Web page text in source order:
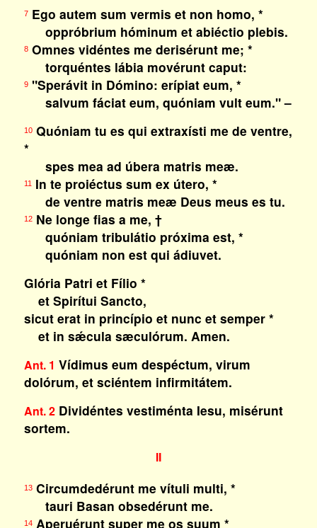
7Ego autem sum vermis et non homo, *
oppróbrium hóminum et abiéctio plebis.
8Omnes vidéntes me derisérunt me; *
torquéntes lábia movérunt caput:
9"Sperávit in Dómino: erípiat eum, *
salvum fáciat eum, quóniam vult eum." –
10Quóniam tu es qui extraxísti me de ventre,
*
spes mea ad úbera matris meæ.
11In te proiéctus sum ex útero, *
de ventre matris meæ Deus meus es tu.
12Ne longe fias a me, †
quóniam tribulátio próxima est, *
quóniam non est qui ádiuvet.
Glória Patri et Fílio *
et Spirítui Sancto,
sicut erat in princípio et nunc et semper *
et in sǽcula sæculórum. Amen.
Ant. 1 Vídimus eum despéctum, virum
dolórum, et sciéntem infirmitátem.
Ant. 2Dividéntes vestiménta Iesu, misérunt
sortem.
II
13Circumdedérunt me vítuli multi, *
tauri Basan obsedérunt me.
14Aperuérunt super me os suum *